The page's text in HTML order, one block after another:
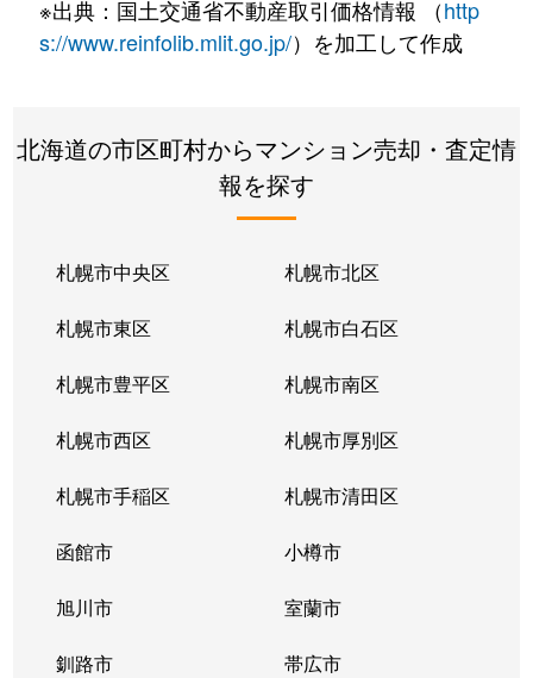
※出典：国土交通省不動産取引価格情報 （http
s://www.reinfolib.mlit.go.jp/）を加工して作成
北海道の市区町村からマンション売却・査定情
報を探す
札幌市中央区 札幌市北区
札幌市東区 札幌市白石区
札幌市豊平区 札幌市南区
札幌市西区 札幌市厚別区
札幌市手稲区 札幌市清田区
函館市 小樽市
旭川市 室蘭市
釧路市 帯広市